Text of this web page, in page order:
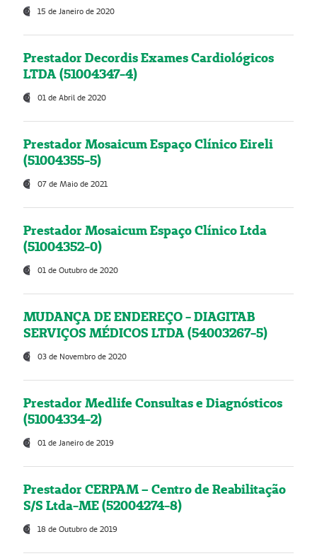
15 de Janeiro de 2020
Prestador Decordis Exames Cardiológicos
LTDA (51004347-4)
01 de Abril de 2020
Prestador Mosaicum Espaço Clínico Eireli
(51004355-5)
07 de Maio de 2021
Prestador Mosaicum Espaço Clínico Ltda
(51004352-0)
01 de Outubro de 2020
MUDANÇA DE ENDEREÇO - DIAGITAB
SERVIÇOS MÉDICOS LTDA (54003267-5)
03 de Novembro de 2020
Prestador Medlife Consultas e Diagnósticos
(51004334-2)
01 de Janeiro de 2019
Prestador CERPAM – Centro de Reabilitação
S/S Ltda-ME (52004274-8)
18 de Outubro de 2019